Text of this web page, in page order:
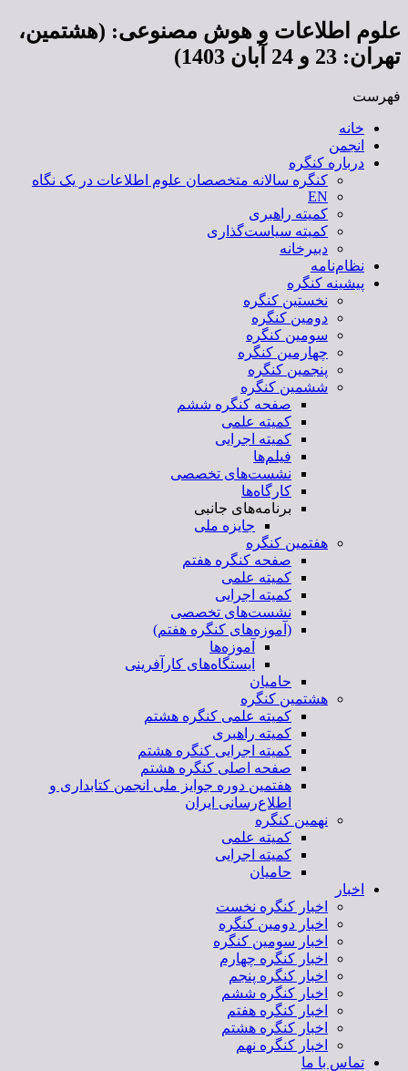
علوم اطلاعات و هوش مصنوعی: (هشتمین،
تهران: 23 و 24 آبان 1403)​
فهرست
خانه
انجمن
درباره کنگره
کنگره سالانه متخصصان علوم اطلاعات در یک نگاه
EN
کمیته راهبری
کمیته سیاست‌گذاری
دبیرخانه
نظام‌نامه
پیشینه کنگره
نخستین کنگره
دومین کنگره
سومین کنگره
چهارمین کنگره
پنجمین کنگره
ششمین کنگره
صفحه کنگره ششم
کمیته علمی
کمیته اجرایی
فیلم‌ها
نشست‌های تخصصی
کارگاه‌ها
برنامه‌های جانبی
جایزه ملی
هفتمین کنگره
صفحه کنگره هفتم
کمیته علمی
کمیته اجرایی
نشست‌های تخصصی
(آموزه‌های کنگره هفتم)
آموزه‌ها
ایستگاه‌های کارآفرینی
حامیان
هشتمین کنگره
کمیته علمی کنگره هشتم
کمیته راهبری
کمیته اجرایی کنگره هشتم
صفحه اصلی کنگره هشتم
هفتمین دوره جوایز ملی انجمن کتابداری و
اطلاع‌رسانی ایران
نهمین کنگره
کمیته علمی
کمیته اجرایی
حامیان
اخبار
اخبار کنگره نخست
اخبار دومین کنگره
اخبار سومین کنگره
اخبار کنگره چهارم
اخبار کنگره پنجم
اخبار کنگره ششم
اخبار کنگره هفتم
اخبار کنگره هشتم
اخبار کنگره نهم
تماس با ما